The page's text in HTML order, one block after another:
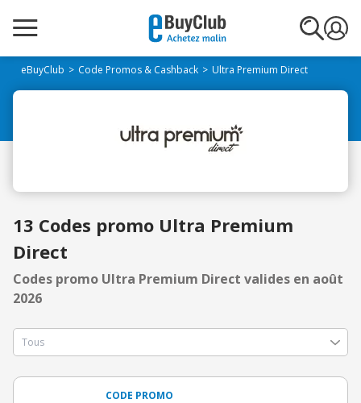
eBuyClub Code Promos & Cashback Ultra Premium Direct
13 Codes promo Ultra Premium
Direct
Codes promo Ultra Premium Direct valides en août
2026
CODE PROMO